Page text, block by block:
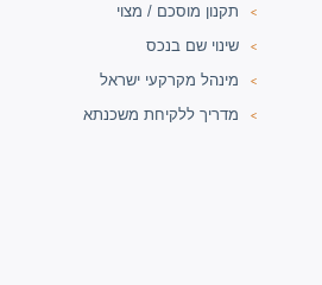
תקנון מוסכם / מצוי <
שינוי שם בנכס <
מינהל מקרקעי ישראל <
מדריך ללקיחת משכנתא <